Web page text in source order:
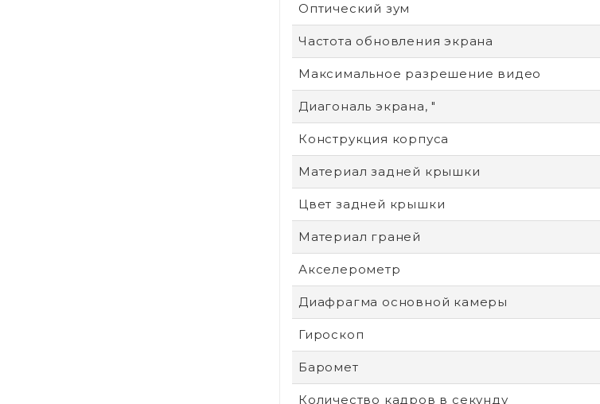
Оптический зум
Частота обновления экрана
Максимальное разрешение видео
Диагональ экрана, "
Конструкция корпуса
Материал задней крышки
Цвет задней крышки
Материал граней
Акселерометр
Диафрагма основной камеры
Гироскоп
Баромет
Количество кадров в секунду